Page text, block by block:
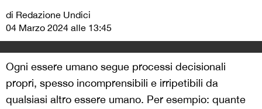
di Redazione Undici
04 Marzo 2024 alle 13:45
Ogni essere umano segue processi decisionali
propri, spesso incomprensibili e irripetibili da
qualsiasi altro essere umano. Per esempio: quante